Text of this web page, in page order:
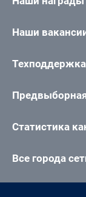
Наши
Техподдержка
Статистика
Все города